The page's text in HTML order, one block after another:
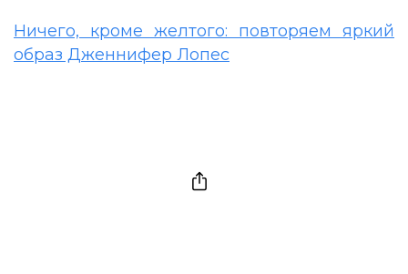
Ничего, кроме желтого: повторяем яркий
образ Дженнифер Лопес